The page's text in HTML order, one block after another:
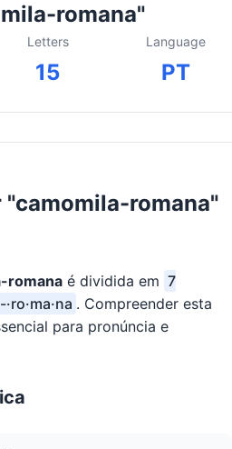
romana"
Letters
15
Language
PT
"camomila-romana"
romana é dividida em 7
. Compreender esta
para pronúncia e